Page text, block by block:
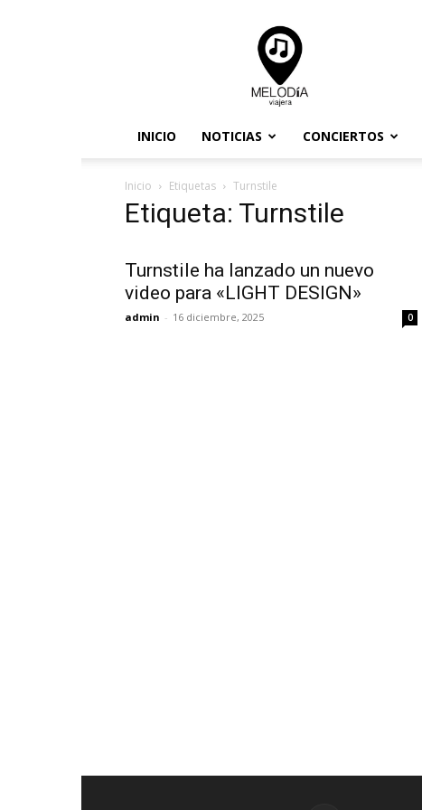
Melodia
Viajera
INICIO NOTICIAS CONCIERTOS
Inicio Etiquetas Turnstile
Etiqueta: Turnstile
Turnstile ha lanzado un nuevo
video para «LIGHT DESIGN»
admin - 16 diciembre, 2025 0